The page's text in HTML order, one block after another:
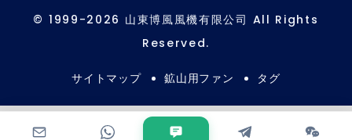
© 1999-2026 山東博風風機有限公司 All Rights
Reserved.
サイトマップ 鉱山用ファン タグ